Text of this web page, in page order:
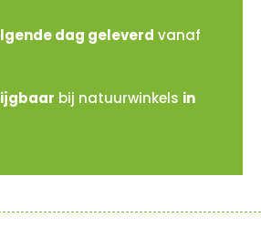
dag geleverd vanaf
bij natuurwinkels in